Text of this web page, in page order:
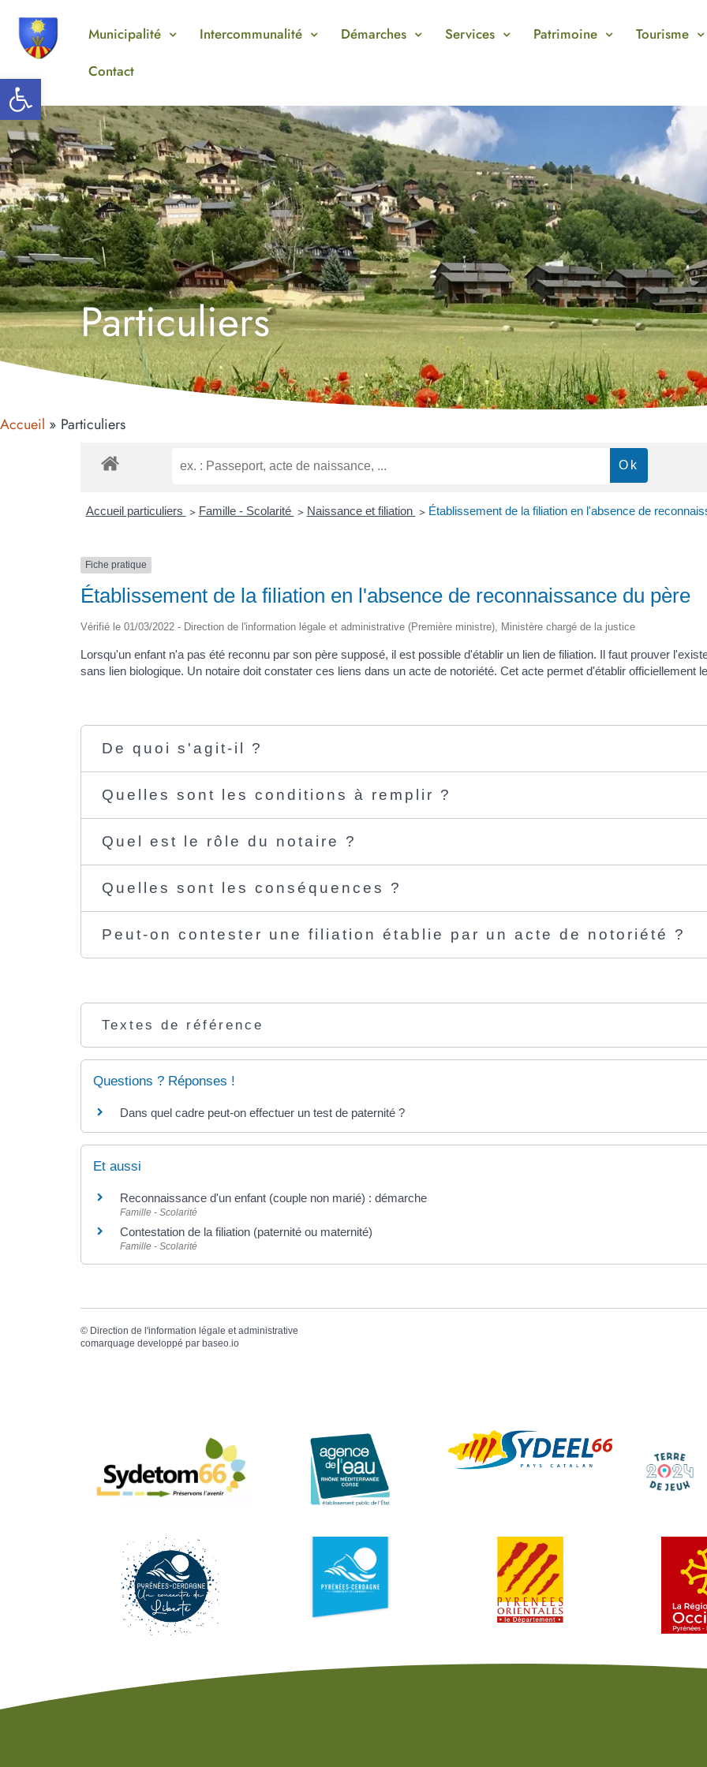
Ouvrir la barre d’outils
contenu
Municipalité Intercommunalité Démarches Services Patrimoine
Tourisme
Contact
Particuliers
Accueil Particuliers
Accueil particuliers > Famille - Scolarité > Naissance et filiation > Établissement de la filiation en l'absence de
Fiche pratique
Établissement de la filiation en l'absence de reconnaissance du père
Vérifié le 01/03/2022 - Direction de l'information légale et administrative (Première ministre), Ministère chargé de la justice
Lorsqu'un enfant n'a pas été reconnu par son père supposé, il est possible d'établir un lien de filiation. Il faut prouver
sans lien biologique. Un notaire doit constater ces liens dans un acte de notoriété. Cet acte permet d'établir officiellement
De quoi s'agit-il ?
Quelles sont les conditions à remplir ?
Quel est le rôle du notaire ?
Quelles sont les conséquences ?
Peut-on contester une filiation établie par un acte de notoriété ?
Textes de référence
Questions ? Réponses !
Dans quel cadre peut-on effectuer un test de paternité ?
Et aussi
Reconnaissance d'un enfant (couple non marié) : démarche
Famille - Scolarité
Contestation de la filiation (paternité ou maternité)
Famille - Scolarité
© Direction de l'information légale et administrative
comarquage developpé par baseo.io